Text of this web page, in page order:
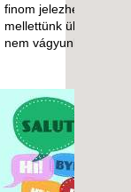
finom jelezhetjük a
mellettünk ülőknek,
nem vágyunk